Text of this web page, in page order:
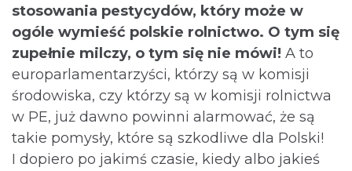
stosowania pestycydów, który może w
ogóle wymieść polskie rolnictwo. O tym się
zupełnie milczy, o tym się nie mówi! A to
europarlamentarzyści, którzy są w komisji
środowiska, czy którzy są w komisji rolnictwa
w PE, już dawno powinni alarmować, że są
takie pomysły, które są szkodliwe dla Polski!
I dopiero po jakimś czasie, kiedy albo jakieś